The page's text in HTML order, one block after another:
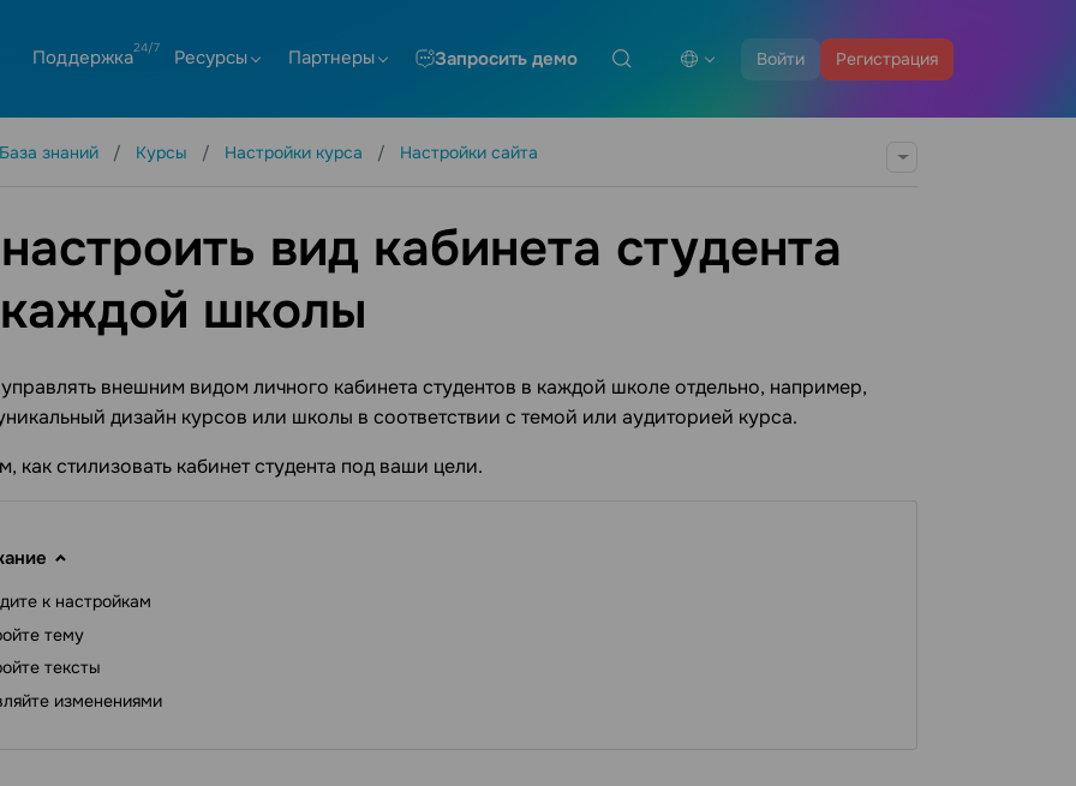
Войти Регистрация
Поддержка Ресурсы Партнеры Запросить демо
База знаний Курсы Настройки курса Настройки сайта
вид кабинета студента
школы
внешним видом личного кабинета студентов в каждой школе отдельно, например,
дизайн курсов или школы в соответствии с темой или аудиторией курса.
как стилизовать кабинет студента под ваши цели.
к настройкам
тему
тексты
изменениями